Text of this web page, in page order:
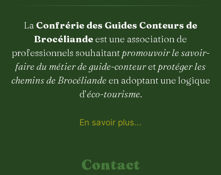
La Confrérie des Guides Conteurs de
Brocéliandeest une association de
professionnels souhaitant promouvoir le savoir-
faire du métier de guide-conteuret protéger les
chemins de Brocéliande en adoptant une logique
d’éco-tourisme.
En savoir plus...
Contact